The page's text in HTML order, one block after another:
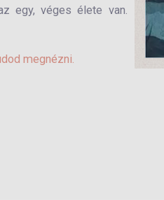
egy, véges élete van.
megnézni.